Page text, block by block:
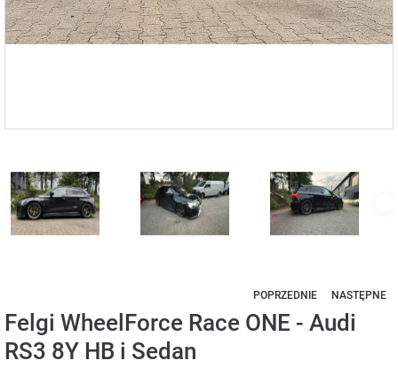
POPRZEDNIE NASTĘPNE
Felgi WheelForce Race ONE - Audi
RS3 8Y HB i Sedan